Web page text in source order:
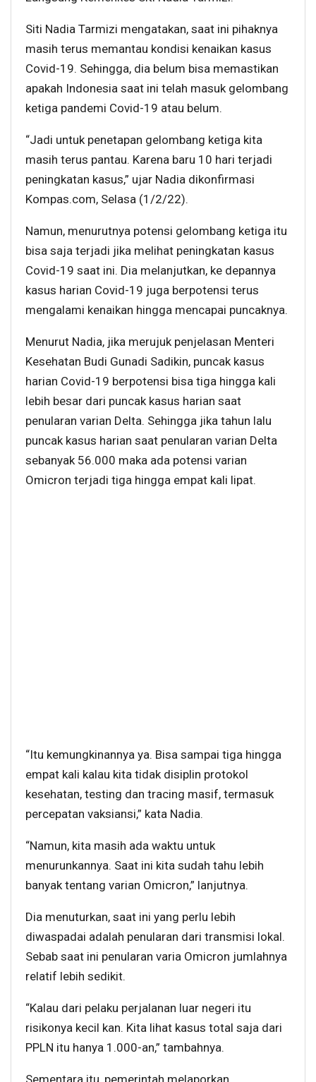
Siti Nadia Tarmizi mengatakan, saat ini pihaknya
masih terus memantau kondisi kenaikan kasus
Covid-19. Sehingga, dia belum bisa memastikan
apakah Indonesia saat ini telah masuk gelombang
ketiga pandemi Covid-19 atau belum.
“Jadi untuk penetapan gelombang ketiga kita
masih terus pantau. Karena baru 10 hari terjadi
peningkatan kasus,” ujar Nadia dikonfirmasi
Kompas.com, Selasa (1/2/22).
Namun, menurutnya potensi gelombang ketiga itu
bisa saja terjadi jika melihat peningkatan kasus
Covid-19 saat ini. Dia melanjutkan, ke depannya
kasus harian Covid-19 juga berpotensi terus
mengalami kenaikan hingga mencapai puncaknya.
Menurut Nadia, jika merujuk penjelasan Menteri
Kesehatan Budi Gunadi Sadikin, puncak kasus
harian Covid-19 berpotensi bisa tiga hingga kali
lebih besar dari puncak kasus harian saat
penularan varian Delta. Sehingga jika tahun lalu
puncak kasus harian saat penularan varian Delta
sebanyak 56.000 maka ada potensi varian
Omicron terjadi tiga hingga empat kali lipat.
“Itu kemungkinannya ya. Bisa sampai tiga hingga
empat kali kalau kita tidak disiplin protokol
kesehatan, testing dan tracing masif, termasuk
percepatan vaksiansi,” kata Nadia.
“Namun, kita masih ada waktu untuk
menurunkannya. Saat ini kita sudah tahu lebih
banyak tentang varian Omicron,” lanjutnya.
Dia menuturkan, saat ini yang perlu lebih
diwaspadai adalah penularan dari transmisi lokal.
Sebab saat ini penularan varia Omicron jumlahnya
relatif lebih sedikit.
“Kalau dari pelaku perjalanan luar negeri itu
risikonya kecil kan. Kita lihat kasus total saja dari
PPLN itu hanya 1.000-an,” tambahnya.